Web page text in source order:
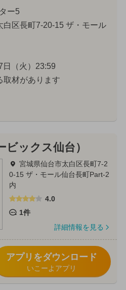
ー5
白区長町7-20-15 ザ・モール
日（火）23:59
材があります
ビックス仙台）
宮城県仙台市太白区長町7-2
0-15 ザ・モール仙台長町Part-2
内
4.0
1件
詳細情報を見る
アプリをダウンロード
いこーよアプリ